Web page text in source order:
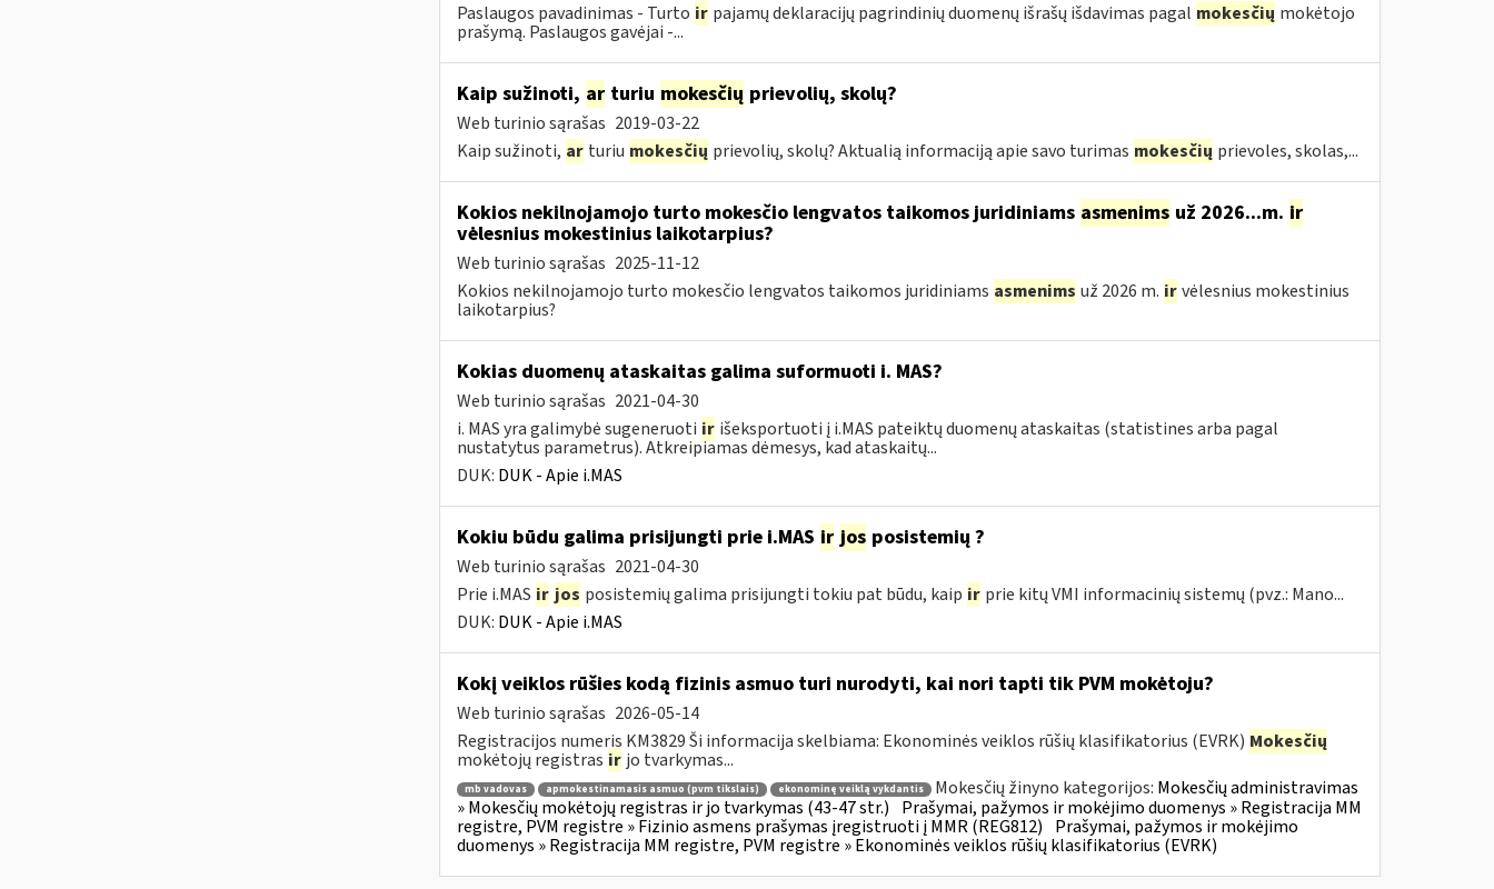
Paslaugos pavadinimas - Turto ir pajamų deklaracijų pagrindinių duomenų išrašų išdavimas pagal mokesčių mokėtojo
prašymą. Paslaugos gavėjai -...
Kaip sužinoti, arturiu mokesčių prievolių, skolų?
Web turinio sąrašas 2019-03-22
Kaip sužinoti, ar turiu mokesčių prievolių, skolų? Aktualią informaciją apie savo turimas mokesčių prievoles, skolas,...
Kokios nekilnojamojo turto mokesčio lengvatos taikomos juridiniams asmenims už 2026...m. ir
vėlesnius mokestinius laikotarpius?
Web turinio sąrašas 2025-11-12
Kokios nekilnojamojo turto mokesčio lengvatos taikomos juridiniams asmenims už 2026 m. ir vėlesnius mokestinius
laikotarpius?
Kokias duomenų ataskaitas galima suformuoti i. MAS?
Web turinio sąrašas 2021-04-30
i. MAS yra galimybė sugeneruoti ir išeksportuoti į i.MAS pateiktų duomenų ataskaitas (statistines arba pagal
nustatytus parametrus). Atkreipiamas dėmesys, kad ataskaitų...
DUK: DUK - Apie i.MAS
Kokiu būdu galima prisijungti prie i.MAS ir jos posistemių ?
Web turinio sąrašas 2021-04-30
Prie i.MAS ir jos posistemių galima prisijungti tokiu pat būdu, kaip ir prie kitų VMI informacinių sistemų (pvz.: Mano...
DUK: DUK - Apie i.MAS
Kokį veiklos rūšies kodą fizinis asmuo turi nurodyti, kai nori tapti tik PVM mokėtoju?
Web turinio sąrašas 2026-05-14
Registracijos numeris KM3829 Ši informacija skelbiama: Ekonominės veiklos rūšių klasifikatorius (EVRK) Mokesčių
mokėtojų registras ir jo tvarkymas...
mb vadovas apmokestinamasis asmuo (pvm tikslais) ekonominę veiklą vykdantis Mokesčių žinyno kategorijos: Mokesčių administravimas
» Mokesčių mokėtojų registras ir jo tvarkymas (43-47 str.) Prašymai, pažymos ir mokėjimo duomenys » Registracija MM
registre, PVM registre » Fizinio asmens prašymas įregistruoti į MMR (REG812) Prašymai, pažymos ir mokėjimo
duomenys » Registracija MM registre, PVM registre » Ekonominės veiklos rūšių klasifikatorius (EVRK)